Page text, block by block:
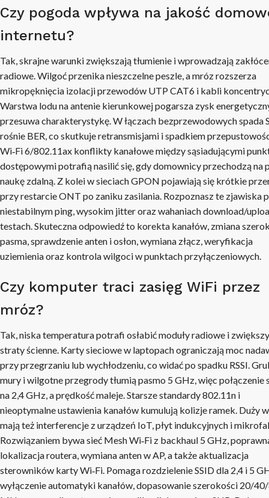
Czy pogoda wpływa na jakość
internetu?
Tak, skrajne warunki zwiększają tłumienie i wprowadzają
radiowe. Wilgoć przenika nieszczelne peszle, a mróz rozszerza
mikropęknięcia izolacji przewodów UTP CAT6 i kabli
Warstwa lodu na antenie kierunkowej pogarsza zysk
przesuwa charakterystykę. W łączach bezprzewodowych spada
rośnie BER, co skutkuje retransmisjami i spadkiem
Wi‑Fi 6/802.11ax konflikty kanałowe między sąsiadującymi
dostępowymi potrafią nasilić się, gdy domownicy przechodzą na
naukę zdalną. Z kolei w sieciach GPON pojawiają się krótkie
przy restarcie ONT po zaniku zasilania. Rozpoznasz te zjawiska
niestabilnym ping, wysokim jitter oraz wahaniach download/
testach. Skuteczna odpowiedź to korekta kanałów, zmiana
pasma, sprawdzenie anten i osłon, wymiana złącz, weryfikacja
uziemienia oraz kontrola wilgoci w punktach przyłączeniowych.
Czy komputer traci zasięg WiFi przez
mróz?
Tak, niska temperatura potrafi osłabić moduły radiowe i
straty ścienne. Karty sieciowe w laptopach ograniczają moc
przy przegrzaniu lub wychłodzeniu, co widać po spadku RSSI.
mury i wilgotne przegrody tłumią pasmo 5 GHz, więc połączenie
na 2,4 GHz, a prędkość maleje. Starsze standardy 802.11n i
nieoptymalne ustawienia kanałów kumulują kolizje ramek. Duży
mają też interferencje z urządzeń IoT, płyt indukcyjnych i
Rozwiązaniem bywa sieć Mesh Wi‑Fi z backhaul 5 GHz,
lokalizacja routera, wymiana anten w AP, a także aktualizacja
sterowników karty Wi‑Fi. Pomaga rozdzielenie SSID dla 2,4 i 5
wyłączenie automatyki kanałów, dopasowanie szerokości 20/